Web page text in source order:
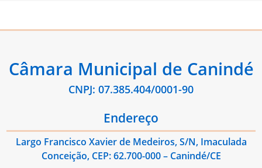
Câmara Municipal de Canindé
CNPJ: 07.385.404/0001-90
Endereço
Largo Francisco Xavier de Medeiros, S/N, Imaculada
Conceição, CEP: 62.700-000 – Canindé/CE